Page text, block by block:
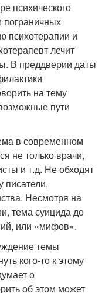
психического
психотерапии и
лечит
В преддверии даты
на тему
пути
в современном
не только врачи,
и т.д. Не обходят
писатели,
Несмотря на
тема суицида до
или «мифов».
темы
кого-то к этому
о
об этом может